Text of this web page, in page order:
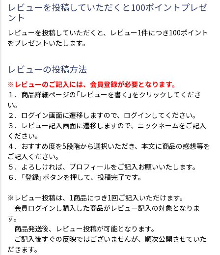
レビューを投稿していただくと100ポイントプレゼ
ント
レビューを投稿していただくと、レビュー1件につき100ポイント
をプレゼントいたします。
レビューの投稿方法
※レビューのご記入には、会員登録が必要となります。
１．商品詳細ページの「レビューを書く」をクリックしてくださ
い。
２．ログイン画面に遷移しますので、ログインしてください。
３．レビュー記入画面に遷移しますので、ニックネームをご記入
ください。
４．おすすめ度を5段階から選択いただき、本文に商品の感想等を
ご記入ください。
５．よろしければ、プロフィールをご記入お願いいたします。
６．「登録」ボタンを押して、投稿完了です。
※レビュー投稿は、1商品につき1回ご記入いただけます。
会員ログインし購入した商品がレビュー記入の対象となりま
す。
商品発送後、レビュー投稿が可能となります。
ご記入後すぐの反映ではございませんが、順次公開させていた
だきます。